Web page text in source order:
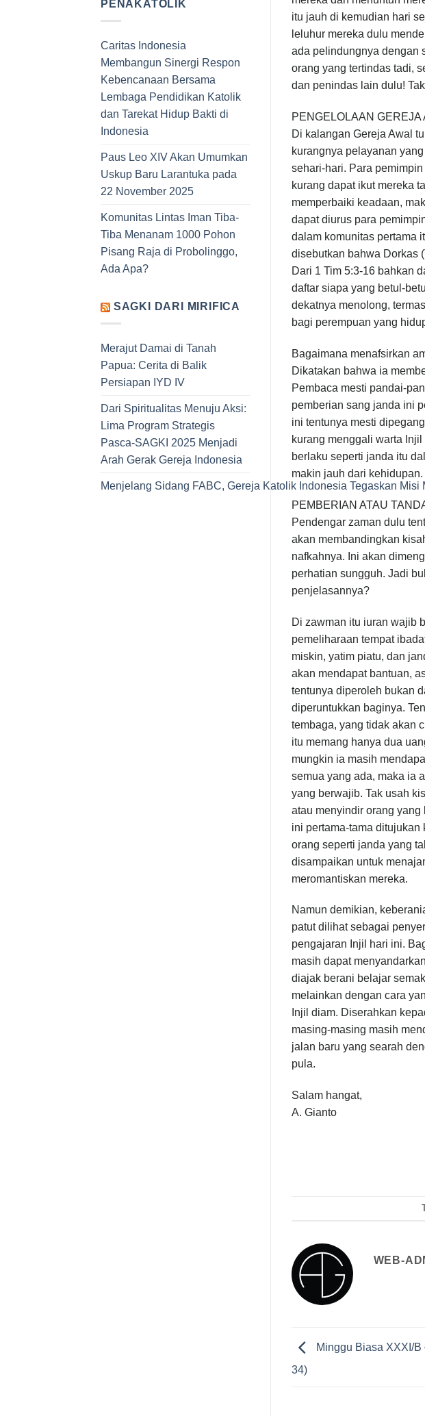
PENAKATOLIK
Caritas Indonesia
Membangun Sinergi Respon
Kebencanaan Bersama
Lembaga Pendidikan Katolik
dan Tarekat Hidup Bakti di
Indonesia
Paus Leo XIV Akan Umumkan
Uskup Baru Larantuka pada
22 November 2025
Komunitas Lintas Iman Tiba-
Tiba Menanam 1000 Pohon
Pisang Raja di Probolinggo,
Ada Apa?
SAGKI DARI MIRIFICA
Merajut Damai di Tanah
Papua: Cerita di Balik
Persiapan IYD IV
Dari Spiritualitas Menuju Aksi:
Lima Program Strategis
Pasca-SAGKI 2025 Menjadi
Arah Gerak Gereja Indonesia
Menjelang Sidang FABC, Gereja Katolik Indonesia Tegaskan
itu jauh di kemudian hari
leluhur mereka dulu
ada pelindungnya dengan
orang yang tertindas tadi,
dan penindas lain dulu!
PENGELOLAAN GEREJA
Di kalangan Gereja Awal
kurangnya pelayanan
sehari-hari. Para
kurang dapat ikut mereka
memperbaiki keadaan,
dapat diurus para
dalam komunitas pertama
disebutkan bahwa Dorkas
Dari 1 Tim 5:3-16 bahkan
daftar siapa yang betul-
dekatnya menolong,
bagi perempuan yang
Bagaimana menafsirkan
Dikatakan bahwa ia
Pembaca mesti pandai-
pemberian sang janda ini
ini tentunya mesti
kurang menggali warta
berlaku seperti janda itu
makin jauh dari
PEMBERIAN ATAU
Pendengar zaman dulu
akan membandingkan
nafkahnya. Ini akan
perhatian sungguh. Jadi
penjelasannya?
Di zawman itu iuran wajib
pemeliharaan tempat
miskin, yatim piatu, dan
akan mendapat bantuan,
tentunya diperoleh bukan
diperuntukkan baginya.
tembaga, yang tidak akan
itu memang hanya dua
mungkin ia masih
semua yang ada, maka ia
yang berwajib. Tak usah
atau menyindir orang
ini pertama-tama
orang seperti janda yang
disampaikan untuk
meromantiskan mereka.
Namun demikian,
patut dilihat sebagai
pengajaran Injil hari ini.
masih dapat
diajak berani belajar
melainkan dengan cara
Injil diam. Diserahkan
masing-masing masih
jalan baru yang searah
pula.
Salam hangat,
A. Gianto
WEB-
Minggu Biasa XXXI/
34)